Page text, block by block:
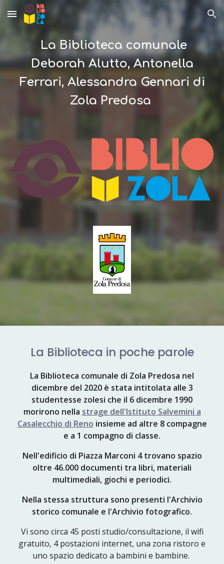
Skip to main content Skip to navigation
La Biblioteca comunale
Deborah Alutto, Antonella
Ferrari, Alessandra Gennari di
Zola Predosa
La Biblioteca in poche parole
La Biblioteca comunale di Zola Predosa nel
dicembre del 2020 è stata intitolata alle 3
studentesse zolesi che il 6 dicembre 1990
morirono nella strage dell'Istituto Salvemini a
Casalecchio di Reno insieme ad altre 8compagne
e a 1 compagno di classe.
Nell'edificio di Piazza Marconi 4 trovano spazio
oltre 46.000 documenti tra libri, materiali
multimediali, giochi e periodici.
Nella stessa struttura sono presenti l'Archivio
storico comunale e l'Archivio fotografico.
Vi sono circa 45 posti studio/consultazione, il wifi
gratuito, 4 postazioni internet, una zona ristoro e
uno spazio dedicato a bambini e bambine.